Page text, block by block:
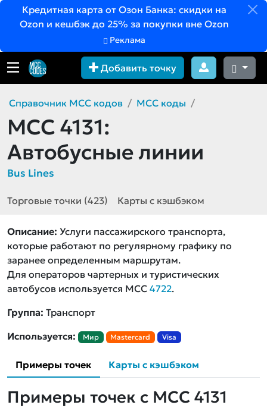
Кредитная карта от Озон Банка: скидки на
Ozon и кешбэк до 25% за покупки вне Ozon
Реклама
Добавить точку
Справочник MCC кодов MCC коды
MCC 4131:
Автобусные линии
Bus Lines
Торговые точки (423) Карты с кэшбэком
Описание: Услуги пассажирского транспорта,
которые работают по регулярному графику по
заранее определенным маршрутам.
Для операторов чартерных и туристических
автобусов используется MCC 4722.
Группа: Транспорт
Используется:
Мир Mastercard Visa
Примеры точек Карты с кэшбэком
Примеры точек с MCC 4131